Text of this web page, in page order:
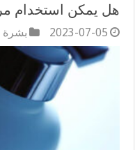
هل يمكن استخدام
2023-07-05 بشرة